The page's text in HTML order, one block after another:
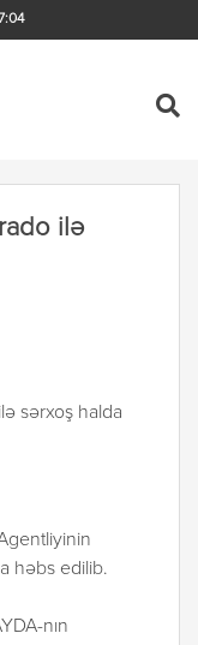
ilə
həbs edilib.
nın